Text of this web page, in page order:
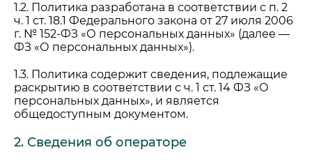
1.2. Политика разработана в соответствии с п. 2
ч. 1 ст. 18.1 Федерального закона от 27 июля 2006
г. № 152-ФЗ «О персональных данных» (далее —
ФЗ «О персональных данных»).
1.3. Политика содержит сведения, подлежащие
раскрытию в соответствии с ч. 1 ст. 14 ФЗ «О
персональных данных», и является
общедоступным документом.
2. Сведения об операторе